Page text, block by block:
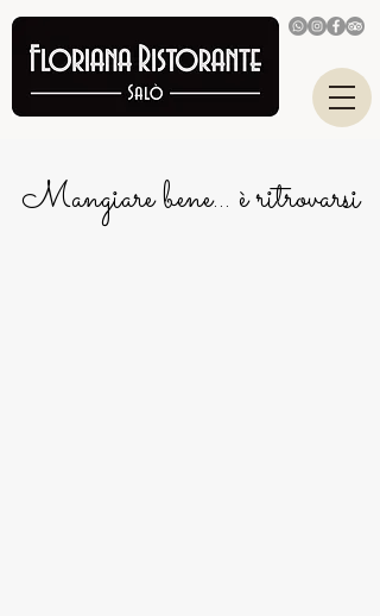
Mangiare bene... è ritrovarsi